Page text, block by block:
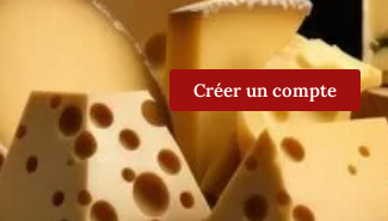
Créer un compte